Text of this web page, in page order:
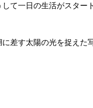
ィ【北海道オンラ
て一日の生活がスター
差す太陽の光を捉えた